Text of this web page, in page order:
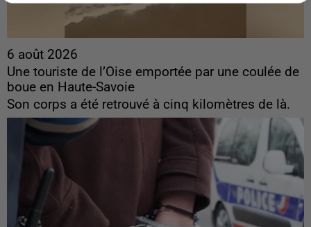
6 août 2026
Une touriste de l’Oise emportée par une coulée de
boue en Haute-Savoie
Son corps a été retrouvé à cinq kilomètres de là.